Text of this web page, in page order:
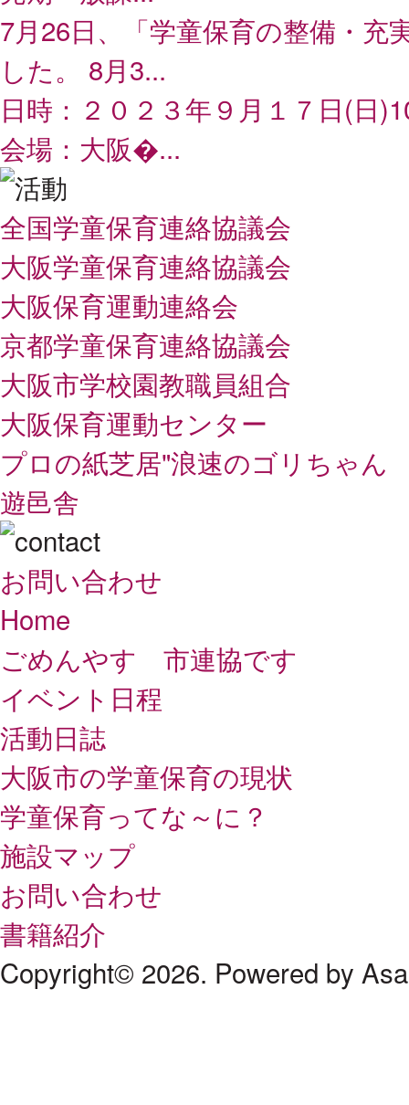
7月26日、「学童保育の整備・充
した。 8月3...
日時：２０２３年９月１７日(日
会場：大阪�...
全国学童保育連絡協議会
大阪学童保育連絡協議会
大阪保育運動連絡会
京都学童保育連絡協議会
大阪市学校園教職員組合
大阪保育運動センター
プロの紙芝居"浪速のゴリちゃん
遊邑舎
お問い合わせ
Home
ごめんやす 市連協です
イベント日程
活動日誌
大阪市の学童保育の現状
学童保育ってな～に？
施設マップ
お問い合わせ
書籍紹介
Copyright© 2026. Powered by